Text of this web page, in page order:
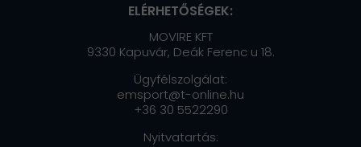
ELÉRHETŐSÉGEK:
MOVIRE KFT
9330 Kapuvár, Deák Ferenc u 18.
Ügyfélszolgálat:
emsport@t-online.hu
+36 30 5522290
Nyitvatartás: